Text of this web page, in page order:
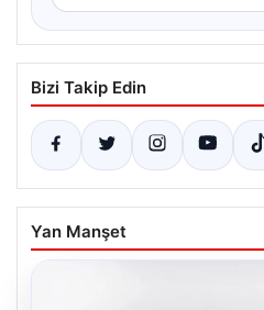
Bizi Takip Edin
Yan Manşet